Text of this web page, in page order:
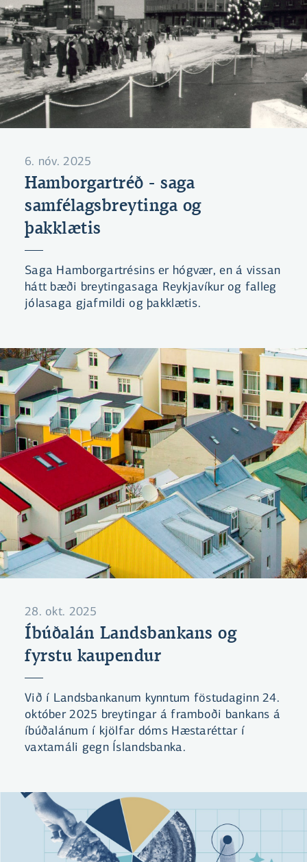
6. nóv. 2025
Hamborgartréð - saga
samfélagsbreytinga og
þakklætis
Saga Hamborgartrésins er hógvær, en á vissan
hátt bæði breytingasaga Reykjavíkur og falleg
jólasaga gjafmildi og þakklætis.
28. okt. 2025
Íbúðalán Landsbankans og
fyrstu kaupendur
Við í Landsbankanum kynntum föstudaginn 24.
október 2025 breytingar á framboði bankans á
íbúðalánum í kjölfar dóms Hæstaréttar í
vaxtamáli gegn Íslandsbanka.